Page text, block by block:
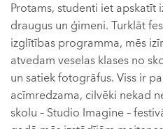
Protams, studenti iet apskatīt
draugus un ģimeni. Turklāt
izglītības programma, mēs
atvedam veselas klases no
un satiek fotogrāfus. Viss ir
acīmredzama, cilvēki nekad
skolu – Studio Imagine –